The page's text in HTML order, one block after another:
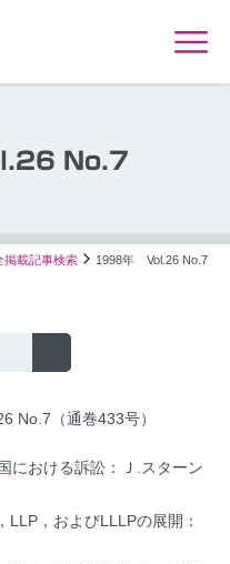
No.7
掲載記事検索 1998年 Vol.26 No.7
No.7（通巻433号）
における訴訟：Ｊ.スターン
，およびLLLPの展開：